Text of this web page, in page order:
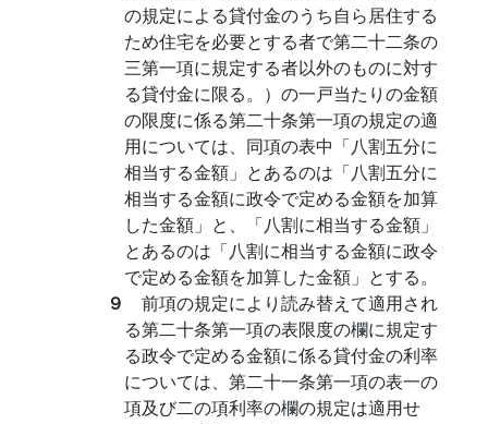
の規定による貸付金のうち自ら居住する
ため住宅を必要とする者で第二十二条の
三第一項に規定する者以外のものに対す
る貸付金に限る。）の一戸当たりの金額
の限度に係る第二十条第一項の規定の適
用については、同項の表中「八割五分に
相当する金額」とあるのは「八割五分に
相当する金額に政令で定める金額を加算
した金額」と、「八割に相当する金額」
とあるのは「八割に相当する金額に政令
で定める金額を加算した金額」とする。
９ 前項の規定により読み替えて適用され
る第二十条第一項の表限度の欄に規定す
る政令で定める金額に係る貸付金の利率
については、第二十一条第一項の表一の
項及び二の項利率の欄の規定は適用せ